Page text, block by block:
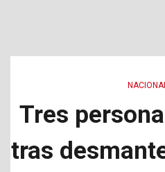
Tres
tras